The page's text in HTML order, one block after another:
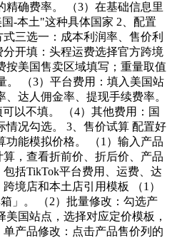
精确费率。 （3）在基础信息里
-本土"这种具体国家 2、配置
三选一：成本利润率、售价利
开填：头程运费选择官方跨境
按美国售卖区域填写；重量取值
。 （3）平台费用：填入美国站
达人佣金率、提现手续费率。
以不填。 （4）其他费用：国
情况勾选。 3、售价试算 配置好
功能模拟价格。 （1）输入产品
，查看折前价、折后价、产品
括TikTok平台费用、运费、达
境店和本土店引用模板 （1）
」。 （2）批量修改：勾选产
国站点，选择对应定价模板，
产品修改：点击产品售价列的